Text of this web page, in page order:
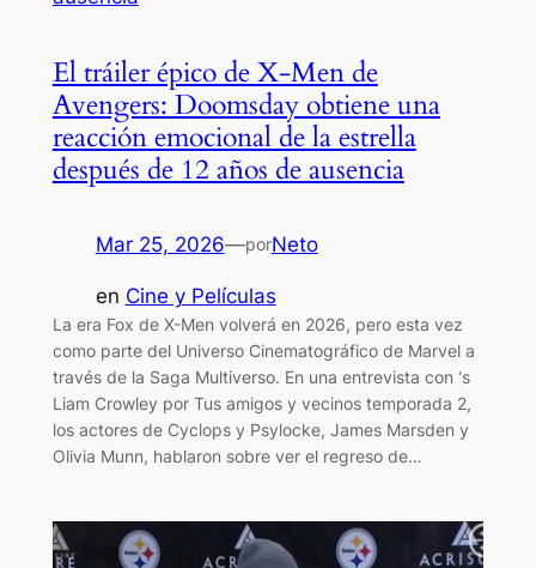
El tráiler épico de X-Men de
Avengers: Doomsday obtiene una
reacción emocional de la estrella
después de 12 años de ausencia
Mar 25, 2026—porNeto
en Cine y Películas
La era Fox de X-Men volverá en 2026, pero esta vez
como parte del Universo Cinematográfico de Marvel a
través de la Saga Multiverso. En una entrevista con ‘s
Liam Crowley por Tus amigos y vecinos temporada 2,
los actores de Cyclops y Psylocke, James Marsden y
Olivia Munn, hablaron sobre ver el regreso de…